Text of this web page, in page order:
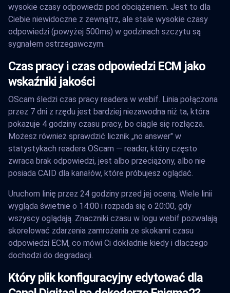
wysokie czasy odpowiedzi pod obciążeniem. Jest to dla
Ciebie niewidoczne z zewnątrz, ale stale wysokie czasy
odpowiedzi (powyżej 500ms) w godzinach szczytu są
sygnałem ostrzegawczym.
Czas pracy i czas odpowiedzi ECM jako
wskaźniki jakości
OScam śledzi czas pracy readera w webif. Linia połączona
przez 7 dni z rzędu jest bardziej niezawodna niż ta, która
pokazuje 4 godziny czasu pracy, bo ciągle się rozłącza.
Możesz również sprawdzić licznik „no answer" w
statystykach readera OScam — reader, który często
zwraca brak odpowiedzi, jest albo przeciążony, albo nie
posiada CAID dla kanałów, które próbujesz oglądać.
Uruchom linię przez 24 godziny przed jej oceną. Wiele linii
wygląda świetnie o 14:00 i rozpada się o 20:00, gdy
wszyscy oglądają. Znaczniki czasu w logu webif pozwalają
skorelować zdarzenia zamrożenia ze skokami czasu
odpowiedzi ECM, co mówi Ci dokładnie kiedy i dlaczego
dochodzi do degradacji.
Który plik konfiguracyjny edytować dla